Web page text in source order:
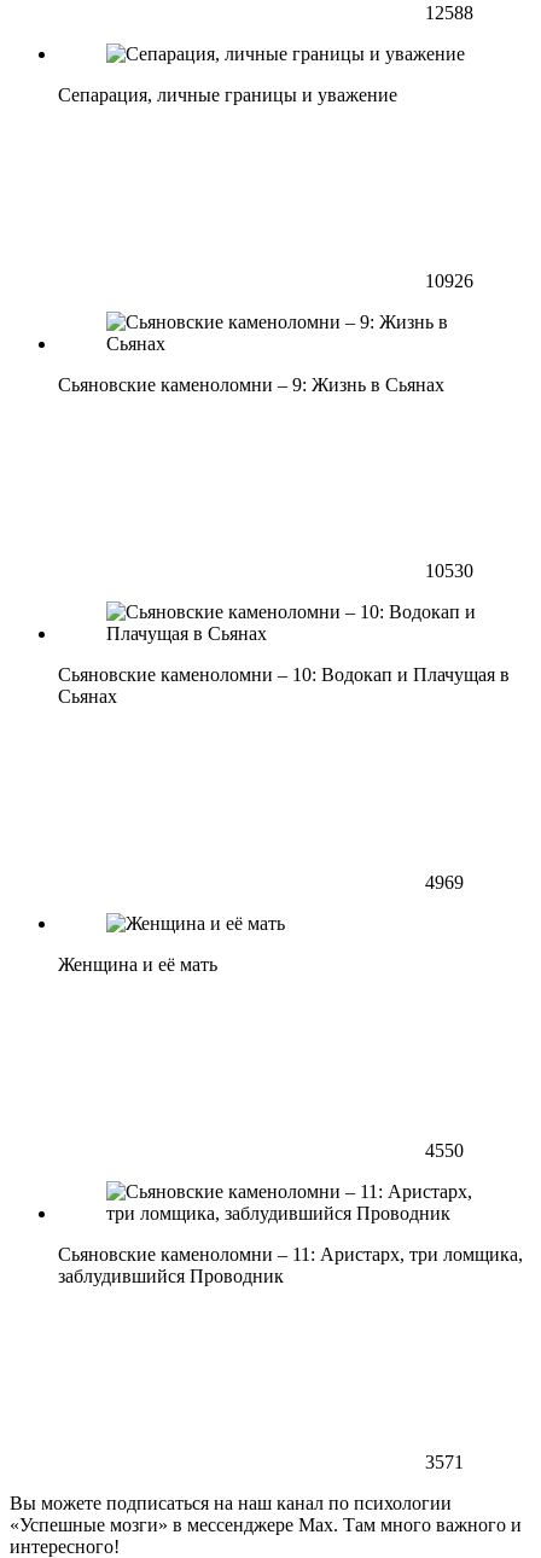
12588
Сепарация, личные границы и уважение
10926
Сьяновские каменоломни – 9: Жизнь в Сьянах
10530
Сьяновские каменоломни – 10: Водокап и Плачущая в
Сьянах
4969
Женщина и её мать
4550
Сьяновские каменоломни – 11: Аристарх, три ломщика,
заблудившийся Проводник
3571
Вы можете подписаться на наш канал по психологии
«Успешные мозги» в мессенджере Max. Там много важного и
интересного!